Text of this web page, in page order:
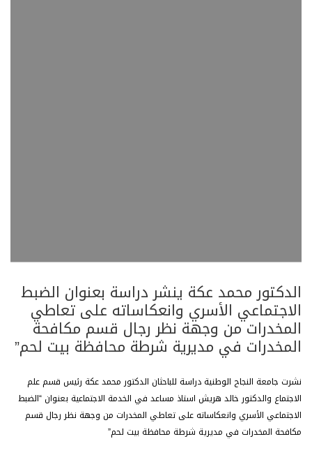
الدكتور محمد عكة ينشر دراسة بعنوان الضبط
الاجتماعي الأسري وانعكاساته على تعاطي
المخدرات من وجهة نظر رجال قسم مكافحة
المخدرات في مديرية شرطة محافظة بيت لحم”
نشرت جامعة النجاح الوطنية دراسة للباحثان الدكتور محمد عكة رئيس قسم علم
الاجتماع والدكتور خالد هريش استاذ مساعد في الخدمة الاجتماعية بعنوان “الضبط
الاجتماعي الأسري وانعكاساته على تعاطي المخدرات من وجهة نظر رجال قسم
مكافحة المخدرات في مديرية شرطة محافظة بيت لحم”